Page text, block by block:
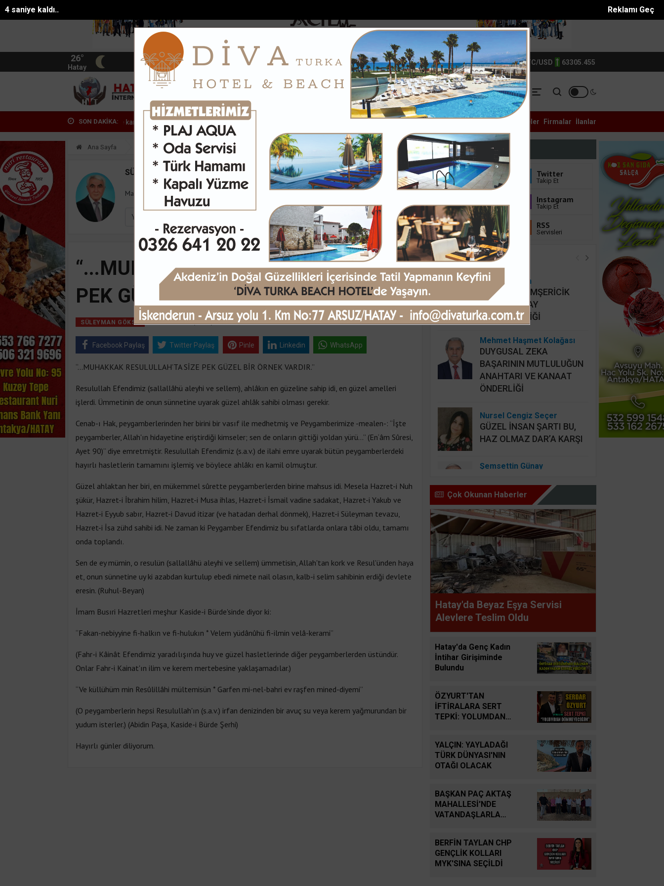
Reklamı Geç
4 saniye kaldı..
26°
Hatay
BIST 13.744 DOLAR 46.2686 EURO 53.5186 ALTIN 6214.0 BTC/USD 63305.455
HATAY GÜNDEM MAGAZİN KADIN-YAŞAM SPOR SAĞLIK SİYASET YEREL ASAYİŞ
SON DAKİKA:
Alanyada mikroplastik kirliliğine karşı mücad... Pasajda ölü bulunan Eyüp Can davası sürüyor Mersinde patlayan domates konservesi 9 aylık...
Eczaneler Firmalar İlanlar
Ana Sayfa Yazarlar Süleyman GÖKSU
SÜLEYMAN GÖKSU
Mail: suleymangoksu@gmail.com
“...MUHAKKAK RESULULLAH’TA SİZE
PEK GÜZEL BİR ÖRNEK VARDIR.”
SÜLEYMAN GÖKSU 01 Aralık, 2017, Cuma 08:25
Facebook Paylaş Twitter Paylaş Pinle Linkedin WhatsApp
“...MUHAKKAK RESULULLAH’TA SİZE PEK GÜZEL BİR ÖRNEK VARDIR.”
Resulullah Efendimiz (sallallâhü aleyhi ve sellem), ahlâkın en güzeline sahip idi, en güzel amelleri
işlerdi. Ümmetinin de onun sünnetine uyarak güzel ahlâk sahibi olması gerekir.
Cenab-ı Hak, peygamberlerinden her birini bir vasıf ile medhetmiş ve Peygamberimize -mealen-: “İşte
peygamberler, Allah'ın hidayetine eriştirdiği kimseler; sen de onların gittiği yoldan yürü...” (En‘âm Sûresi,
Ayet 90)” diye emretmiştir. Resulullah Efendimiz (s.a.v.) de ilahi emre uyarak bütün peygamberlerdeki
hayırlı hasletlerin tamamını işlemiş ve böylece ahlâkı en kamil olmuştur.
Güzel ahlaktan her biri, en mükemmel sûrette peygamberlerden birine mahsus idi. Mesela Hazret-i Nuh
şükür, Hazret-i İbrahim hilim, Hazret-i Musa ihlas, Hazret-i İsmail vadine sadakat, Hazret-i Yakub ve
Hazret-i Eyyub sabır, Hazret-i Davud itizar (ve hatadan derhal dönmek), Hazret-i Süleyman tevazu,
Hazret-i İsa zühd sahibi idi. Ne zaman ki Peygamber Efendimiz bu sıfatlarda onlara tâbi oldu, tamamı
onda toplandı.
Sen de ey mümin, o resulün (sallallâhü aleyhi ve sellem) ümmetisin, Allah'tan kork ve Resul'ünden haya
et, onun sünnetine uy ki azabdan kurtulup ebedi nimete nail olasın, kalb-i selim sahibinin erdiği devlete
eresin. (Ruhul-Beyan)
İmam Busıri Hazretleri meşhur Kaside-i Bürde'sinde diyor ki:
“Fakan-nebiyyine fi-halkın ve fi-hulukın * Velem yüdânûhü fi-ilmin velâ-kerami”
(Fahr-i Kâinât Efendimiz yaradılışında huy ve güzel hasletlerinde diğer peygamberlerden üstündür.
Onlar Fahr-i Kainat'ın ilim ve kerem mertebesine yaklaşamadılar.)
“Ve küllühüm min Resûlillâhi mültemisün * Garfen mi-nel-bahri ev raşfen mined-diyemi”
(O peygamberlerin hepsi Resulullah'ın (s.a.v.) irfan denizinden bir avuç su veya kerem yağmurundan bir
yudum isterler.) (Abidin Paşa, Kaside-i Bürde Şerhi)
Hayırlı günler diliyorum.
Bizi Takip Edin
Facebook
Sayfayı Beğen
Twitter
Takip Et
Abone Ol
Instagram
Takip Et
Linkedin
Takip Et
RSS
Servisleri
Köşe Yazarları
Hidayet Şişkin
MAHALLİ HEMŞERİCİK
YERİNE HATAY
HEMŞERİCİLİĞİ
Mehmet Haşmet Kolağası
DUYGUSAL ZEKA
BAŞARININ MUTLULUĞUN
ANAHTARI VE KANAAT
ÖNDERLİĞİ
Nursel Cengiz Seçer
GÜZEL İNSAN ŞARTI BU,
HAZ OLMAZ DAR’A KARŞI
Şemsettin Günay
YAPILAN ANLAŞMALARI
Osman Onbaşıgil
ALLAH SEVGİSİ OLAN
YERDE İYİLİK ve FAZİLET
OLUR
Süleyman GÖKSU
Zaferler Ayı Ağustos
AYNI ENKAZIN TOZUNU
İsmail Cingöz
Yarım Kalan Stratejik
Hayallerden Küresel
Savunma Sanayiinin
Tarihsel Yolculuğu
Enerji Jeopolitiğinde Yeni
Bir Dönem: Kerkük’ten
Ceyhan’a Stratejik
Ahmet Süreyya DURNA
SARAYKENT’TE ŞİİR
Çok Okunan Haberler
Hatay'da Beyaz Eşya Servisi
Alevlere Teslim Oldu
Hatay'da Genç Kadın
İntihar Girişiminde
Bulundu
ÖZYURT'TAN
İFTİRALARA SERT
TEPKİ: YOLUMDAN
YALÇIN: YAYLADAĞI
TÜRK DÜNYASI'NIN
OTAĞI OLACAK
BAŞKAN PAÇ AKTAŞ
MAHALLESİ'NDE
VATANDAŞLARLA
BERFİN TAYLAN CHP
GENÇLİK KOLLARI
MYK'SINA SEÇİLDİ